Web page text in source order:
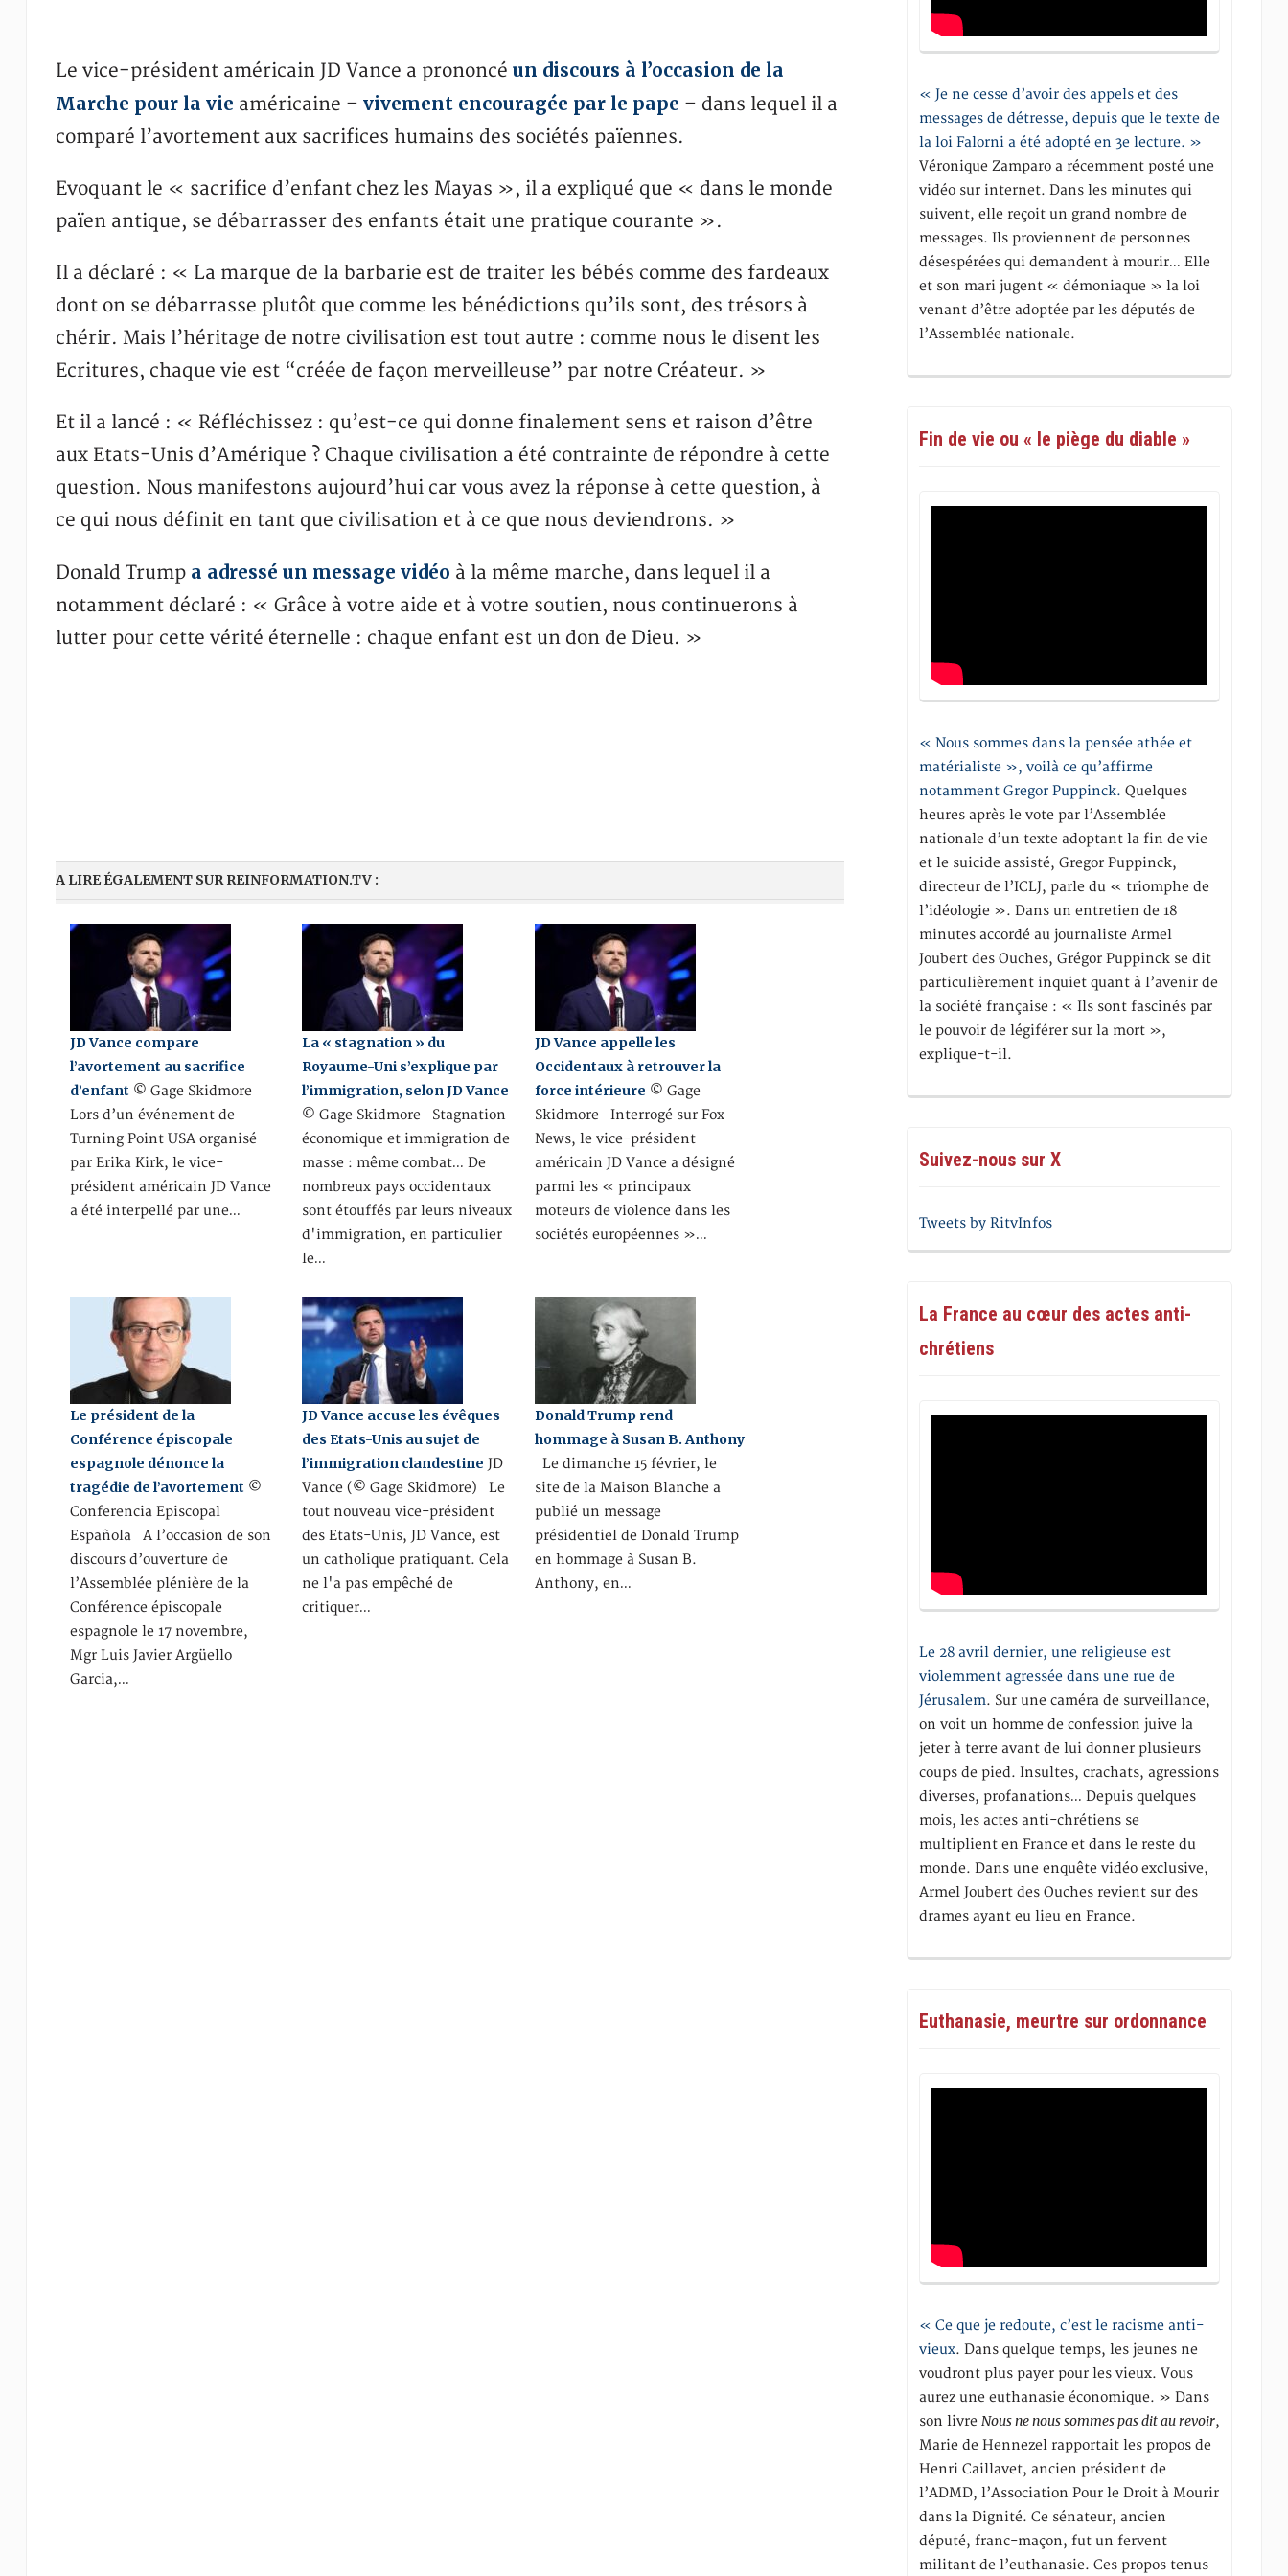
Le vice-président américain JD Vance a prononcé un discours à l’occasion de la
Marche pour la vie américaine – vivement encouragée par le pape – dans lequel il a
comparé l’avortement aux sacrifices humains des sociétés païennes.
Evoquant le « sacrifice d’enfant chez les Mayas », il a expliqué que « dans le monde
païen antique, se débarrasser des enfants était une pratique courante ».
Il a déclaré : « La marque de la barbarie est de traiter les bébés comme des fardeaux
dont on se débarrasse plutôt que comme les bénédictions qu’ils sont, des trésors à
chérir. Mais l’héritage de notre civilisation est tout autre : comme nous le disent les
Ecritures, chaque vie est “créée de façon merveilleuse” par notre Créateur. »
Et il a lancé : « Réfléchissez : qu’est-ce qui donne finalement sens et raison d’être
aux Etats-Unis d’Amérique ? Chaque civilisation a été contrainte de répondre à cette
question. Nous manifestons aujourd’hui car vous avez la réponse à cette question, à
ce qui nous définit en tant que civilisation et à ce que nous deviendrons. »
Donald Trump a adressé un message vidéo à la même marche, dans lequel il a
notamment déclaré : « Grâce à votre aide et à votre soutien, nous continuerons à
lutter pour cette vérité éternelle : chaque enfant est un don de Dieu. »
A LIRE ÉGALEMENT SUR REINFORMATION.TV :
JD Vance compare
l’avortement au sacrifice
d’enfant © Gage Skidmore
Lors d’un événement de
Turning Point USA organisé
par Erika Kirk, le vice-
président américain JD Vance
a été interpellé par une…
La « stagnation » du
Royaume-Uni s’explique par
l’immigration, selon JD Vance
© Gage Skidmore Stagnation
économique et immigration de
masse : même combat… De
nombreux pays occidentaux
sont étouffés par leurs niveaux
d'immigration, en particulier
le…
JD Vance appelle les
Occidentaux à retrouver la
force intérieure © Gage
Skidmore Interrogé sur Fox
News, le vice-président
américain JD Vance a désigné
parmi les « principaux
moteurs de violence dans les
sociétés européennes »…
Le président de la
Conférence épiscopale
espagnole dénonce la
tragédie de l’avortement ©
Conferencia Episcopal
Española A l’occasion de son
discours d’ouverture de
l’Assemblée plénière de la
Conférence épiscopale
espagnole le 17 novembre,
Mgr Luis Javier Argüello
Garcia,…
JD Vance accuse les évêques
des Etats-Unis au sujet de
l’immigration clandestine JD
Vance (© Gage Skidmore) Le
tout nouveau vice-président
des Etats-Unis, JD Vance, est
un catholique pratiquant. Cela
ne l'a pas empêché de
critiquer…
Donald Trump rend
hommage à Susan B. Anthony
Le dimanche 15 février, le
site de la Maison Blanche a
publié un message
présidentiel de Donald Trump
en hommage à Susan B.
Anthony, en…
« Je ne cesse d’avoir des appels et des
messages de détresse, depuis que le texte de
la loi Falorni a été adopté en 3e lecture. »
Véronique Zamparo a récemment posté une
vidéo sur internet. Dans les minutes qui
suivent, elle reçoit un grand nombre de
messages. Ils proviennent de personnes
désespérées qui demandent à mourir… Elle
et son mari jugent « démoniaque » la loi
venant d’être adoptée par les députés de
l’Assemblée nationale.
Fin de vie ou « le piège du diable »
« Nous sommes dans la pensée athée et
matérialiste », voilà ce qu’affirme
notamment Gregor Puppinck. Quelques
heures après le vote par l’Assemblée
nationale d’un texte adoptant la fin de vie
et le suicide assisté, Gregor Puppinck,
directeur de l’ICLJ, parle du « triomphe de
l’idéologie ». Dans un entretien de 18
minutes accordé au journaliste Armel
Joubert des Ouches, Grégor Puppinck se dit
particulièrement inquiet quant à l’avenir de
la société française : « Ils sont fascinés par
le pouvoir de légiférer sur la mort »,
explique-t-il.
Suivez-nous sur X
Tweets by RitvInfos
La France au cœur des actes anti-
chrétiens
Le 28 avril dernier, une religieuse est
violemment agressée dans une rue de
Jérusalem. Sur une caméra de surveillance,
on voit un homme de confession juive la
jeter à terre avant de lui donner plusieurs
coups de pied. Insultes, crachats, agressions
diverses, profanations… Depuis quelques
mois, les actes anti-chrétiens se
multiplient en France et dans le reste du
monde. Dans une enquête vidéo exclusive,
Armel Joubert des Ouches revient sur des
drames ayant eu lieu en France.
Euthanasie, meurtre sur ordonnance
« Ce que je redoute, c’est le racisme anti-
vieux. Dans quelque temps, les jeunes ne
voudront plus payer pour les vieux. Vous
aurez une euthanasie économique. » Dans
son livreNous ne nous sommes pas dit au revoir,
Marie de Hennezel rapportait les propos de
Henri Caillavet, ancien président de
l’ADMD, l’Association Pour le Droit à Mourir
dans la Dignité. Ce sénateur, ancien
député, franc-maçon, fut un fervent
militant de l’euthanasie. Ces propos tenus